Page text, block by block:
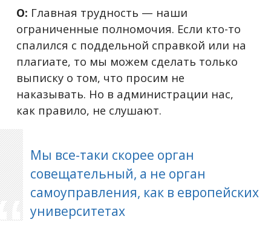
О: Главная трудность — наши
ограниченные полномочия. Если кто-то
спалился с поддельной справкой или на
плагиате, то мы можем сделать только
выписку о том, что просим не
наказывать. Но в администрации нас,
как правило, не слушают.
Мы все-таки скорее орган
совещательный, а не орган
самоуправления, как в европейских
университетах